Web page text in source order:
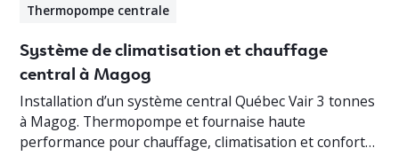
Thermopompe centrale
Système de climatisation et chauffage
central à Magog
Installation d’un système central Québec Vair 3 tonnes
à Magog. Thermopompe et fournaise haute
performance pour chauffage, climatisation et confort